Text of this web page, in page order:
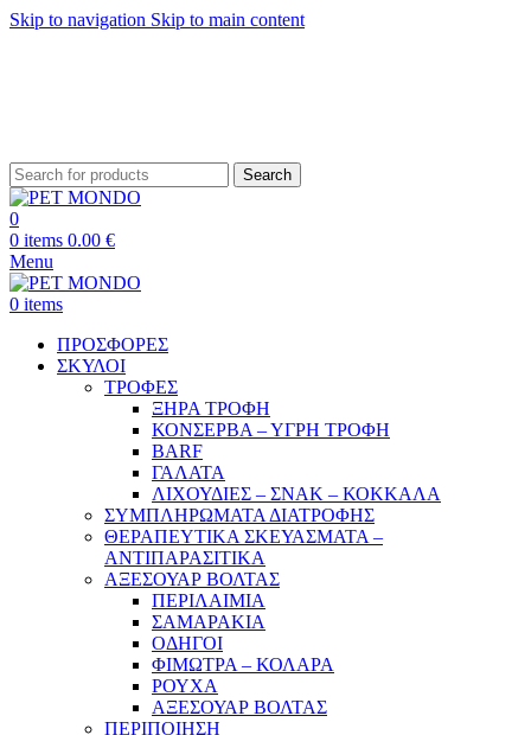
Skip to navigation Skip to main content
Search
0
0 items 0.00 €
Menu
0 items
ΠΡΟΣΦΟΡΕΣ
ΣΚΥΛΟΙ
ΤΡΟΦΕΣ
ΞΗΡΑ ΤΡΟΦΗ
ΚΟΝΣΕΡΒΑ – ΥΓΡΗ ΤΡΟΦΗ
BARF
ΓΑΛΑΤΑ
ΛΙΧΟΥΔΙΕΣ – ΣΝΑΚ – ΚΟΚΚΑΛΑ
ΣΥΜΠΛΗΡΩΜΑΤΑ ΔΙΑΤΡΟΦΗΣ
ΘΕΡΑΠΕΥΤΙΚΑ ΣΚΕΥΑΣΜΑΤΑ –
ΑΝΤΙΠΑΡΑΣΙΤΙΚΑ
ΑΞΕΣΟΥΑΡ ΒΟΛΤΑΣ
ΠΕΡΙΛΑΙΜΙΑ
ΣΑΜΑΡΑΚΙΑ
ΟΔΗΓΟΙ
ΦΙΜΩΤΡΑ – ΚΟΛΑΡΑ
ΡΟΥΧΑ
ΑΞΕΣΟΥΑΡ ΒΟΛΤΑΣ
ΠΕΡΙΠΟΙΗΣΗ